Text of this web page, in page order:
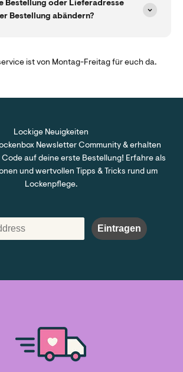
Bestellung oder Lieferadresse
Bestellung abändern?
ist von Montag-Freitag für euch da.
Lockige Neuigkeiten
Newsletter Community & erhalten
Code auf deine erste Bestellung! Erfahre als
und wertvollen Tipps & Tricks rund um
Lockenpflege.
Eintragen